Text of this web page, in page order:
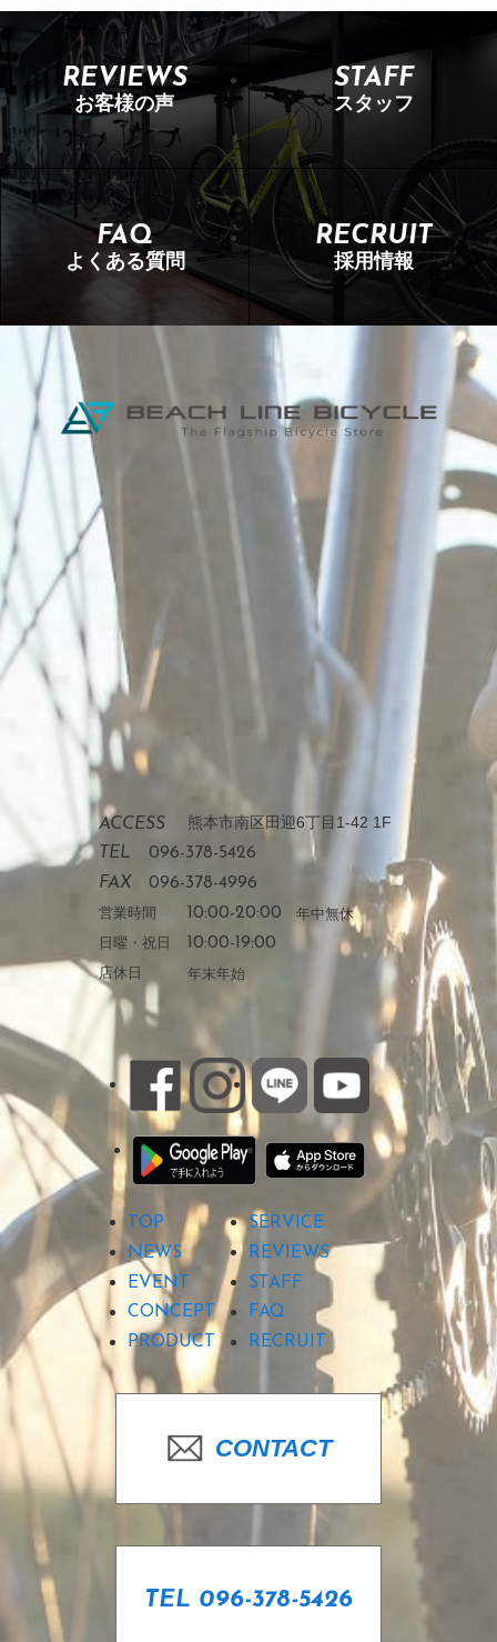
REVIEWS
お客様の声
STAFF
スタッフ
FAQ
よくある質問
RECRUIT
採用情報
ACCESS 熊本市南区田迎6丁目1-42 1F
TEL
096-378-5426
FAX
096-378-4996
営業時間 10:00-20:00 年中無休
日曜・祝日
10:00-19:00
店休日 年末年始
TOP
SERVICE
NEWS
REVIEWS
EVENT
STAFF
CONCEPT
FAQ
PRODUCT
RECRUIT
CONTACT
TEL 096-378-5426